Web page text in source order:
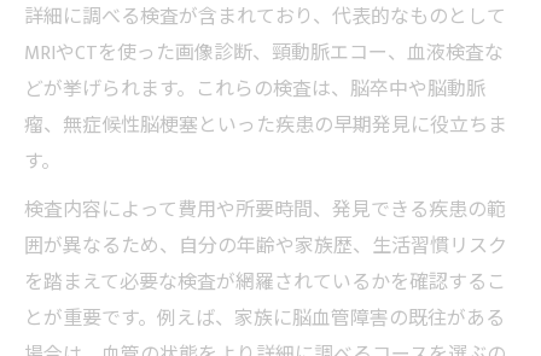
詳細に調べる検査が含まれており、代表的なものとして
MRIやCTを使った画像診断、頸動脈エコー、血液検査な
どが挙げられます。これらの検査は、脳卒中や脳動脈
瘤、無症候性脳梗塞といった疾患の早期発見に役立ちま
す。
検査内容によって費用や所要時間、発見できる疾患の範
囲が異なるため、自分の年齢や家族歴、生活習慣リスク
を踏まえて必要な検査が網羅されているかを確認するこ
とが重要です。例えば、家族に脳血管障害の既往がある